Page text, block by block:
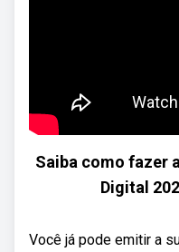
Saiba como fazer
Digital
Você já pode emitir a